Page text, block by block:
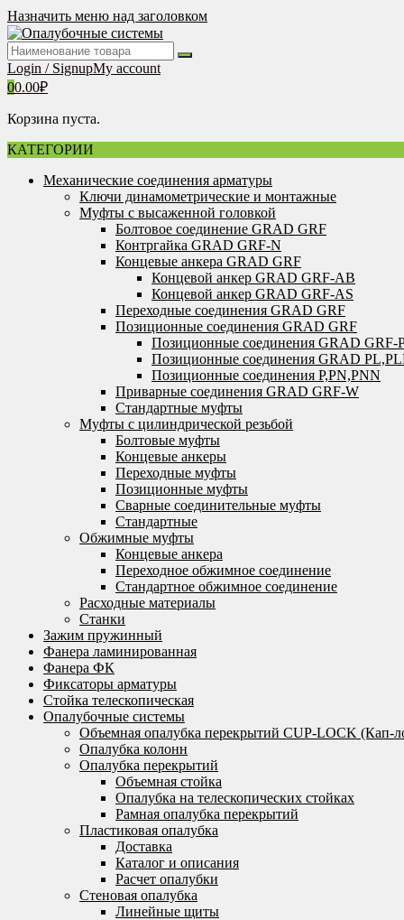
Перейти
к
содержимому
Назначить меню над заголовком
Login / SignupMy account
00.00₽
Корзина пуста.
КАТЕГОРИИ
Механические соединения арматуры
Ключи динамометрические и монтажные
Муфты с высаженной головкой
Болтовое соединение GRAD GRF
Контргайка GRAD GRF-N
Концевые анкера GRAD GRF
Концевой анкер GRAD GRF-AB
Концевой анкер GRAD GRF-AS
Переходные соединения GRAD GRF
Позиционные соединения GRAD GRF
Позиционные соединения GRAD GRF-
Позиционные соединения GRAD
Позиционные соединения P,PN,PNN
Приварные соединения GRAD GRF-W
Стандартные муфты
Муфты с цилиндрической резьбой
Болтовые муфты
Концевые анкеры
Переходные муфты
Позиционные муфты
Сварные соединительные муфты
Стандартные
Обжимные муфты
Концевые анкера
Переходное обжимное соединение
Стандартное обжимное соединение
Расходные материалы
Станки
Зажим пружинный
Фанера ламинированная
Фанера ФК
Фиксаторы арматуры
Стойка телескопическая
Опалубочные системы
Объемная опалубка перекрытий CUP-LOCK (Кап-
Опалубка колонн
Опалубка перекрытий
Объемная стойка
Опалубка на телескопических стойках
Рамная опалубка перекрытий
Пластиковая опалубка
Доставка
Каталог и описания
Расчет опалубки
Стеновая опалубка
Линейные щиты